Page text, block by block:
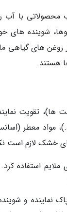
با آب
شوینده های
روغن های گیاهی
هستند.
ها)، تقویت
مواد معطر
خشک لازم است
استفاده
و